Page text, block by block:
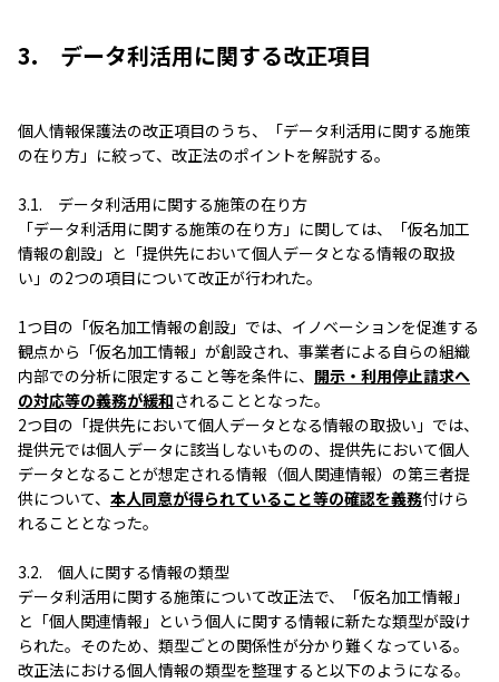
3. データ利活用に関する改正項目
個人情報保護法の改正項目のうち、「データ利活用に関する施策
の在り方」に絞って、改正法のポイントを解説する。
3.1. データ利活用に関する施策の在り方
「データ利活用に関する施策の在り方」に関しては、「仮名加工
情報の創設」と「提供先において個人データとなる情報の取扱
い」の2つの項目について改正が行われた。
1つ目の「仮名加工情報の創設」では、イノベーションを促進する
観点から「仮名加工情報」が創設され、事業者による自らの組織
内部での分析に限定すること等を条件に、 開示・利用停止請求へ
の対応等の義務が緩和されることとなった。
2つ目の「提供先において個人データとなる情報の取扱い」では、
提供元では個人データに該当しないものの、提供先において個人
データとなることが想定される情報（個人関連情報）の第三者提
供について、 本人同意が得られていること等の確認を義務付けら
れることとなった。
3.2. 個人に関する情報の類型
データ利活用に関する施策について改正法で、「仮名加工情報」
と「個人関連情報」という個人に関する情報に新たな類型が設け
られた。そのため、類型ごとの関係性が分かり難くなっている。
改正法における個人情報の類型を整理すると以下のようになる。